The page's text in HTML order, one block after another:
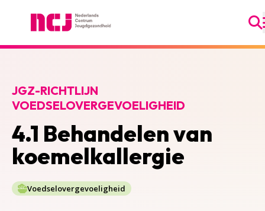
4.1 Behandelen van
koemelkallergie
JGZ-RICHTLIJN
VOEDSELOVERGEVOELIGHEID
Voedselovergevoeligheid